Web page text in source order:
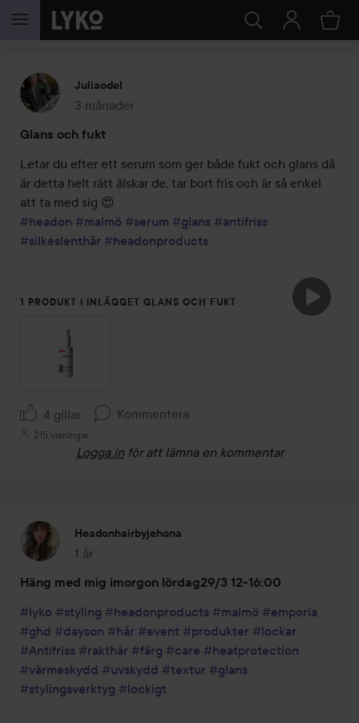
HOPPA TILL INNEHÅLLET
Juliaodel
3 månader
Inlägget skapades 3 månader
Glans och fukt
Letar du efter ett serum som ger både fukt och glans då
är detta helt rätt älskar de, tar bort fris och är så enkel
#headon #malmö #serum #glans #antifriss
#silkeslenthår #headonproducts
1 PRODUKT I INLÄGGET GLANS OCH FUKT
4 gillar Kommentera
215 visningar
Logga in för att lämna en kommentar
Headonhairbyjehona
1 år
Inlägget skapades 1 år
Häng med mig imorgon lördag29/3 12-16:00
#lyko #styling #headonproducts #malmö #emporia
#ghd #dayson #hår #event #produkter #lockar
#Antifriss #rakthår #färg #care #heatprotection
#värmeskydd #uvskydd #textur #glans
#stylingsverktyg #lockigt